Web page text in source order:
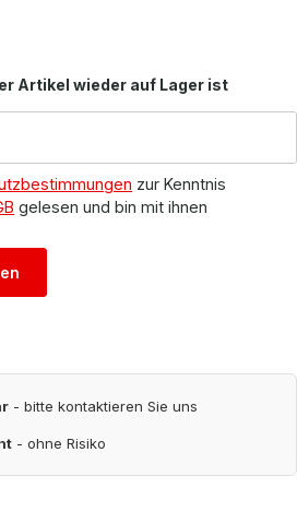
Artikel wieder auf Lager ist
zur Kenntnis
gelesen und bin mit ihnen
- bitte kontaktieren Sie uns
- ohne Risiko